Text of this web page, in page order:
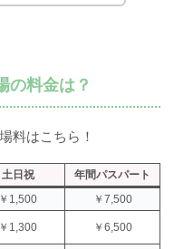
の料金は？
料はこちら！
土日祝
年間パスパート
￥1,500
￥7,500
￥1,300 ￥6,500